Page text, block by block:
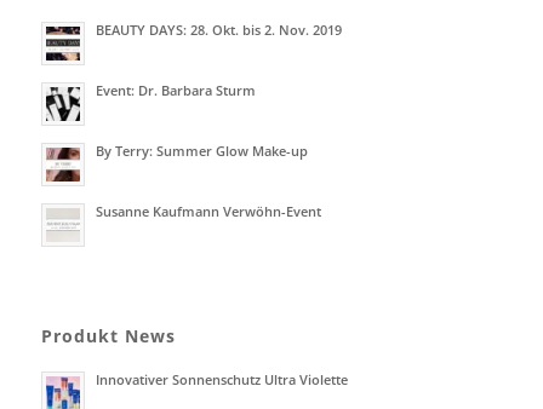
BEAUTY DAYS: 28. Okt. bis 2. Nov. 2019
Event: Dr. Barbara Sturm
By Terry: Summer Glow Make-up
Susanne Kaufmann Verwöhn-Event
Produkt News
Innovativer Sonnenschutz Ultra Violette